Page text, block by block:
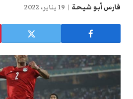
فارس أبو شيحة 19 يناير، 2022